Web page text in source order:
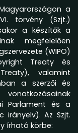
a
törvény (Szjt.)
a készítők a
megfelelően
(WIPO)
Treaty és
valamint
a szerzői és
Parlament és a
irányelv). Az Szjt.
írható körbe: